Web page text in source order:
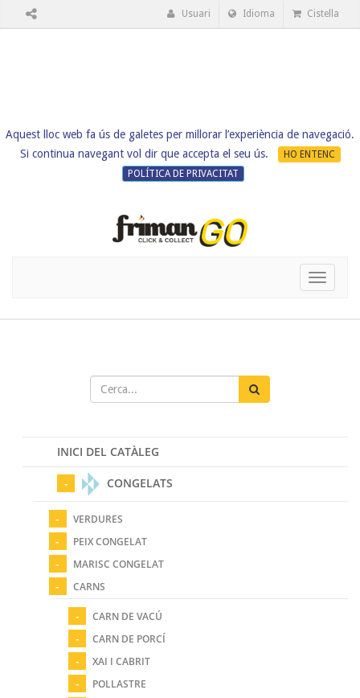
Aquest lloc web fa ús de galetes per millorar l’experiència de navegació.
Si continua navegant vol dir que accepta el seu ús.
HO ENTENC
POLÍTICA DE PRIVACITAT
Usuari Idioma Cistella
Toggle
INICI DEL CATÀLEG
CONGELATS
VERDURES
PEIX CONGELAT
MARISC CONGELAT
CARNS
CARN DE VACÚ
CARN DE PORCÍ
XAI I CABRIT
POLLASTRE